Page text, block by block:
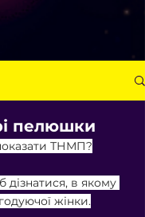
пелюшки
ТНМП?
в якому
жінки.